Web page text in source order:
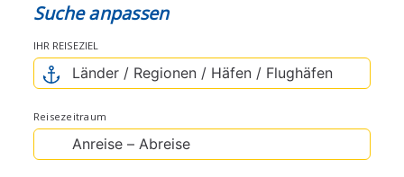
/ Service & Training
Suche
nach:
Suche anpassen
IHR REISEZIEL
Reisezeitraum